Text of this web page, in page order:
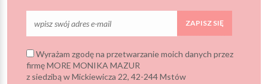
ZAPISZ SIĘ
Wyrażam zgodę na przetwarzanie moich danych przez
firmę MORE MONIKA MAZUR
z siedzibą w Mickiewicza 22, 42-244 Mstów